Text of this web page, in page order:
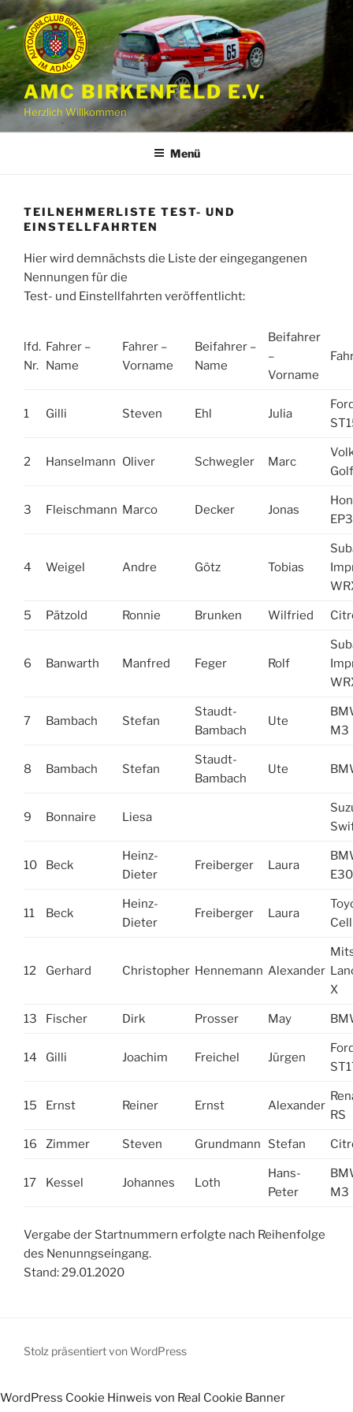
Zum
Inhalt
springen
AMC BIRKENFELD E.V.
Herzlich Willkommen
Menü
TEILNEHMERLISTE TEST- UND
EINSTELLFAHRTEN
Hier wird demnächsts die Liste der eingegangenen
Nennungen für die
Test- und Einstellfahrten veröffentlicht:
lfd.
Nr.
Fahrer –
Name
Fahrer –
Vorname
Beifahrer –
Name
Beifahrer
–
Vorname
1 Gilli Steven Ehl Julia
2 Hanselmann Oliver Schwegler Marc
3 Fleischmann Marco Decker Jonas
EP3
4 Weigel Andre Götz Tobias
5 Pätzold Ronnie Brunken Wilfried
6 Banwarth Manfred Feger Rolf
7 Bambach Stefan
Staudt-
Bambach
Ute
M3
8 Bambach Stefan
Staudt-
Bambach
Ute
9 Bonnaire Liesa
10 Beck
Heinz-
Dieter
Freiberger Laura
E30
11 Beck
Heinz-
Dieter
Freiberger Laura
12 Gerhard Christopher Hennemann Alexander
X
13 Fischer Dirk Prosser May
14 Gilli Joachim Freichel Jürgen
15 Ernst Reiner Ernst Alexander
RS
16 Zimmer Steven Grundmann Stefan
17 Kessel Johannes Loth
Hans-
Peter
M3
Vergabe der Startnummern erfolgte nach Reihenfolge
des Nenunngseingang.
Stand: 29.01.2020
Stolz präsentiert von WordPress
WordPress Cookie Hinweis von Real Cookie Banner